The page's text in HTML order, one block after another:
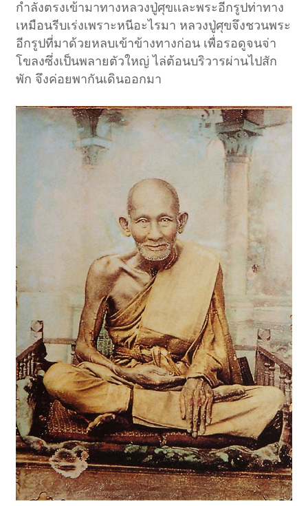
กำลังตรงเข้ามาทางหลวงปู่ศุขเเละพระอีกรูปท่าทาง
เหมือนรีบเร่งเพราะหนีอะไรมา หลวงปู่ศุขจึงชวนพระ
อีกรูปที่มาด้วยหลบเข้าข้างทางก่อน เพื่อรอดูจนจ่า
โขลงซึ่งเป็นพลายตัวใหญ่ ไล่ต้อนบริวารผ่านไปสัก
พัก จึงค่อยพากันเดินออกมา